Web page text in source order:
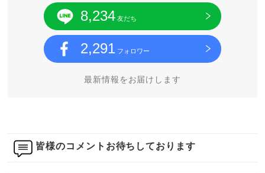
8,234 友だち
2,291 フォロワー
最新情報をお届けします
皆様のコメントお待ちしております